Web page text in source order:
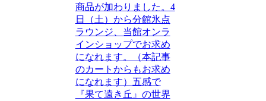
商品が加わりました。4
日（土）から分館氷点
ラウンジ、当館オンラ
インショップでお求め
になれます。（本記事
のカートからもお求め
になれます）五感で
『果て遠き丘』の世界